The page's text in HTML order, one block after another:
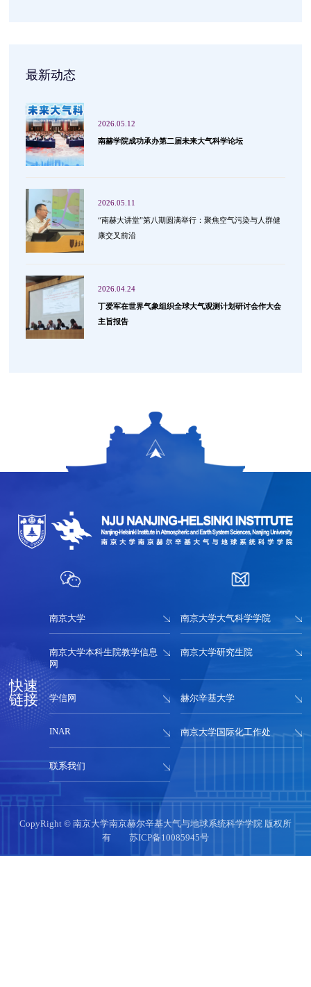
最新动态
2026.05.12
南赫学院成功承办第二届未来大气科学论坛
2026.05.11
“南赫大讲堂”第八期圆满举行：聚焦空气污染与人群健
康交叉前沿
2026.04.24
丁爱军在世界气象组织全球大气观测计划研讨会作大会
主旨报告
快速
链接
南京大学 南京大学大气科学学院
南京大学本科生院教学信息
网
南京大学研究生院
学信网 赫尔辛基大学
INAR 南京大学国际化工作处
联系我们
CopyRight © 南京大学南京赫尔辛基大气与地球系统科学学院 版权所
有 苏ICP备10085945号